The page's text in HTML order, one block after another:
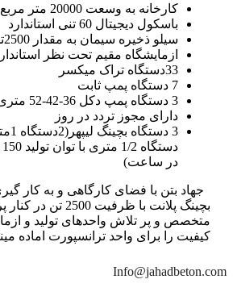
کارخانه به وسعت 20000 متر مربع
باسکول دیجیتال 60 تنی استاندارد
سیلو ذخیره سیمان به مقدار 2500تن
ازمایشگاه مقیم تحت نظر
33دستگاه تراک میکسر
7 دستگاه پمپ ثابت
3 دستگاه پمپ دکل 36-42-52 متری
دارای مجوز تردد در روز
در ساعت)
جهاد بتن با فضای کارگاهی و به کار
بچینگ پلانت با ظرفیت 2500
متخصص و پر تلاش واحدهای تولید و
کیفیت را برای واحد ترانسپورت اماده
Info@jahadbeton.com